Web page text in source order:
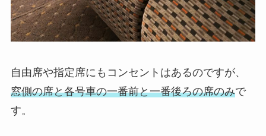
自由席や指定席にもコンセントはあるのですが、
窓側の席と各号車の一番前と一番後ろの席のみで
す。